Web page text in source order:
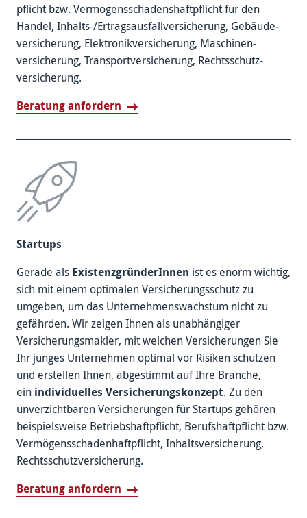
pflicht bzw. Vermögens­schadens­haftpflicht für den
Handel, Inhalts-/­Ertrags­ausfall­versicherung, Gebäude­
versicherung, Elektronik­versicherung, Maschinen­
versicherung, Transport­versicherung, Rechts­schutz­
versicherung.
Beratung anfordern
Startups
Gerade als Existenz­gründerInnen ist es enorm wichtig,
sich mit einem optimalen Versicherungs­schutz zu
umgeben, um das Unternehmens­wachstum nicht zu
gefährden. Wir zeigen Ihnen als unab­hängiger
Versicherungs­makler, mit welchen Versiche­rungen Sie
Ihr junges Unternehmen optimal vor Risiken schützen
und erstellen Ihnen, abgestimmt auf Ihre Branche,
ein indivi­duelles Versicherungs­konzept. Zu den
unver­zichtbaren Versiche­rungen für Startups gehören
beispiels­weise Betriebs­haftpflicht, Berufs­haft­pflicht bzw.
Vermögens­schaden­haftpflicht, Inhalts­versicherung,
Rechts­schutz­versicherung.
Beratung anfordern